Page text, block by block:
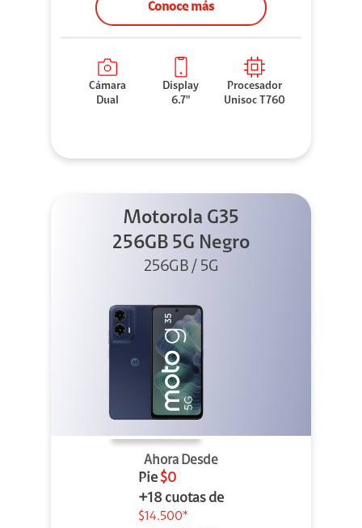
Conoce más
Cámara
Dual
Display
6.7"
Procesador
Unisoc T760
Motorola G35
256GB 5G Negro
256GB / 5G
Ahora Desde
Pie $0
+18 cuotas de
$14.500*